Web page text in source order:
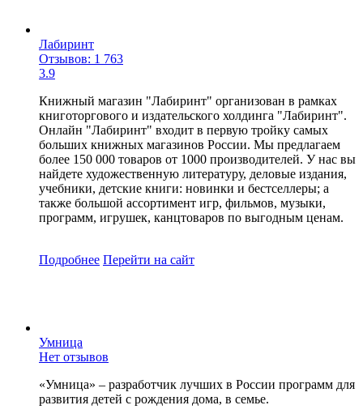
Лабиринт
Отзывов: 1 763
3.9
Книжный магазин "Лабиринт" организован в рамках
книготоргового и издательского холдинга "Лабиринт".
Онлайн "Лабиринт" входит в первую тройку самых
больших книжных магазинов России. Мы предлагаем
более 150 000 товаров от 1000 производителей. У нас вы
найдете художественную литературу, деловые издания,
учебники, детские книги: новинки и бестселлеры; а
также большой ассортимент игр, фильмов, музыки,
программ, игрушек, канцтоваров по выгодным ценам.
Подробнее Перейти на сайт
Умница
Нет отзывов
«Умница» – разработчик лучших в России программ для
развития детей с рождения дома, в семье.